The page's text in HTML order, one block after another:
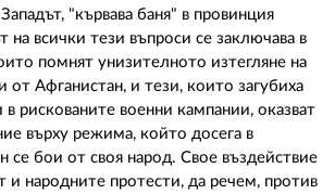
"кървава баня" в провинция
на всички тези въпроси се заключава в
помнят унизителното изтегляне на
от Афганистан, и тези, които загубиха
рискованите военни кампании, оказват
върху режима, който досега в
се бои от своя народ. Свое въздействие
и народните протести, да речем, против